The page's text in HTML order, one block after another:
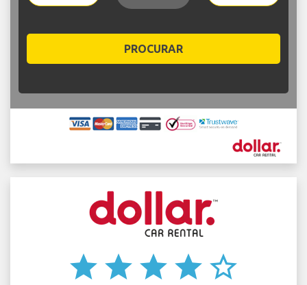
PROCURAR
star star star star star_border